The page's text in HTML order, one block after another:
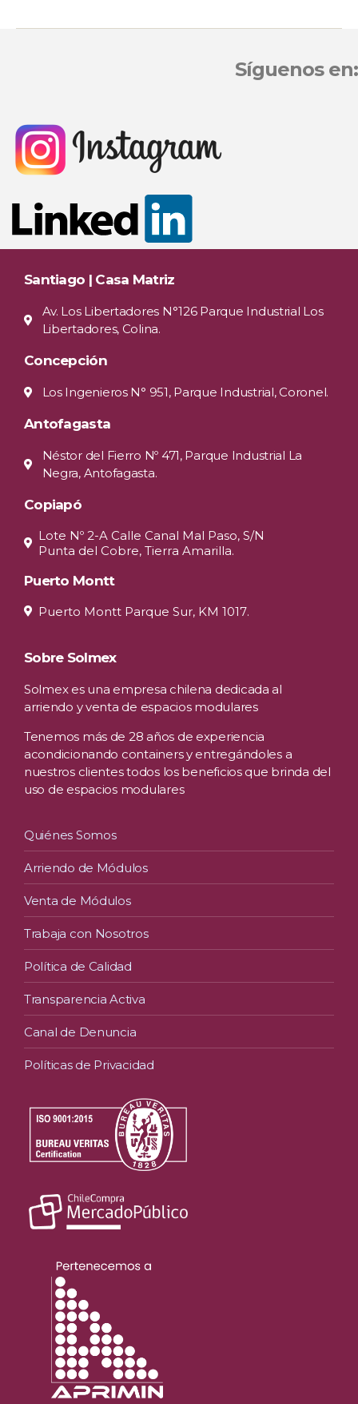
Síguenos en:
Santiago | Casa Matriz
Av. Los Libertadores N°126 Parque Industrial Los
Libertadores, Colina.
Concepción
Los Ingenieros N° 951, Parque Industrial, Coronel.
Antofagasta
Néstor del Fierro Nº 471, Parque Industrial La
Negra, Antofagasta.
Copiapó
Lote Nº 2-A Calle Canal Mal Paso, S/N
Punta del Cobre, Tierra Amarilla.
Puerto Montt
Puerto Montt Parque Sur, KM 1017.
Sobre Solmex
Solmex es una empresa chilena dedicada al
arriendo y venta de espacios modulares
Tenemos más de 28 años de experiencia
acondicionando containers y entregándoles a
nuestros clientes todos los beneficios que brinda del
uso de espacios modulares
Quiénes Somos
Arriendo de Módulos
Venta de Módulos
Trabaja con Nosotros
Política de Calidad
Transparencia Activa
Canal de Denuncia
Políticas de Privacidad